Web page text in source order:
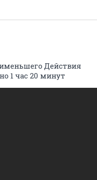
Действия
1 час 20 минут